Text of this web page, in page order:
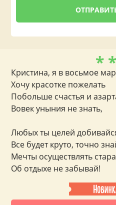
*
Кристина, я в восьмое
Хочу красотке пожелать
Побольше счастья и
Вовек уныния не знать,
Любых ты целей
Все будет круто, точно
Мечты осуществлять
Об отдыхе не забывай!